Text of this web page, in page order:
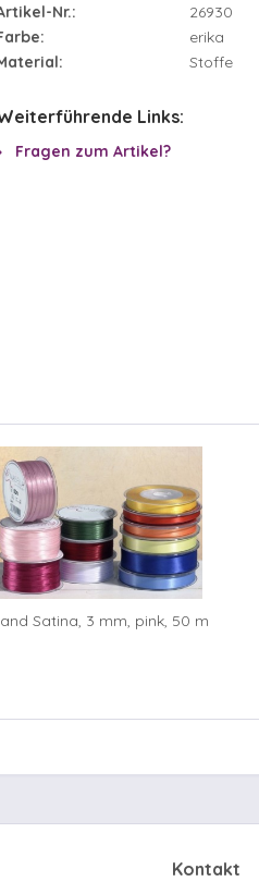
Nr.:
26930
erika
Stoffe
Links:
Fragen zum Artikel?
Satina, 3 mm, pink, 50 m
Kontakt